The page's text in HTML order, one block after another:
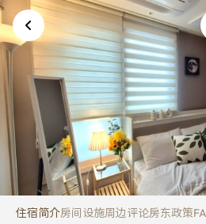
MY RESTING
住宿简介房间设施周边评论房东政策